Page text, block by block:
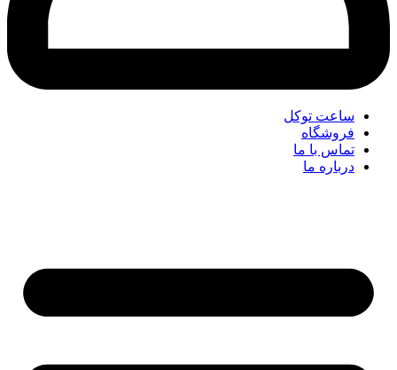
ساعت توکل
فروشگاه
تماس با ما
درباره ما